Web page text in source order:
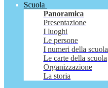
Scuola
Panoramica
Presentazione
I luoghi
Le persone
I numeri della scuola
Le carte della scuola
Organizzazione
La storia